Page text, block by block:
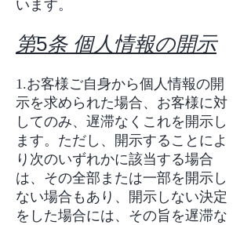
います。
第5条 個人情報の開示
1.お客様ご自身から個人情報の開
示を求められた場合、お客様に対
してのみ、遅滞なくこれを開示し
ます。ただし、開示することによ
り次のいずれかに該当する場合
は、その全部または一部を開示し
ない場合もあり、開示しない決定
をした場合には、その旨を遅滞な